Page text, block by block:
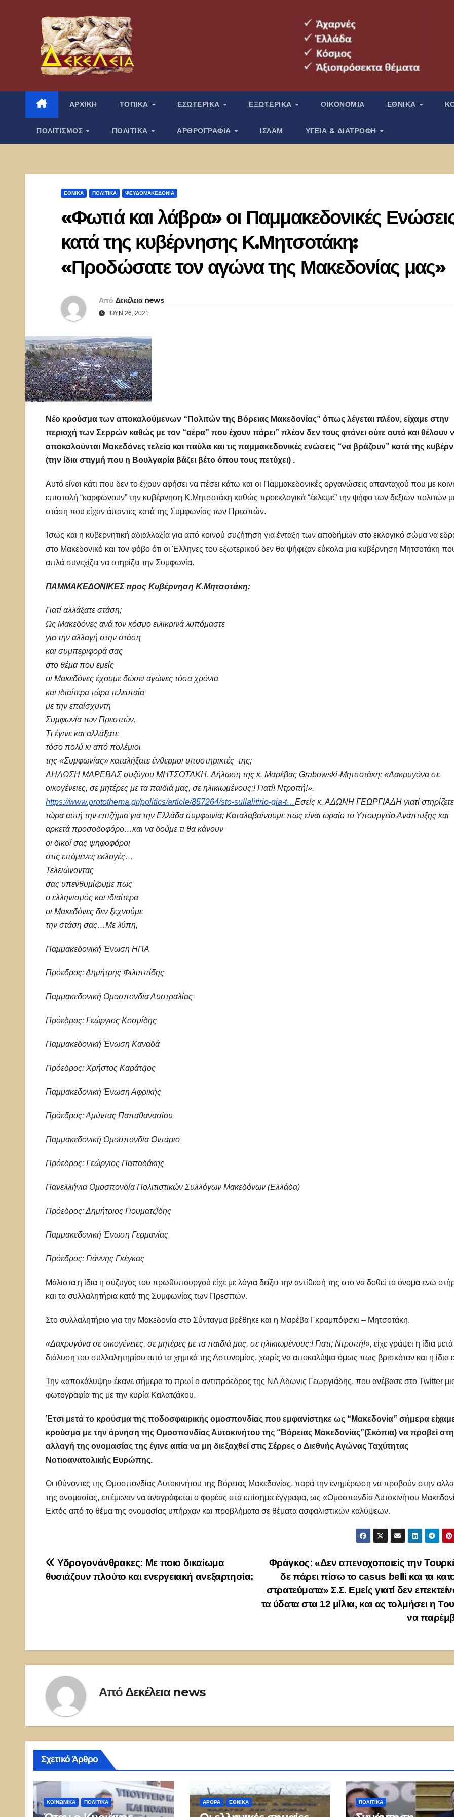
περιεχόμενο
ΑΡΧΙΚΗ ΤΟΠΙΚΑ ΕΣΩΤΕΡΙΚΑ ΕΞΩΤΕΡΙΚΑ ΟΙΚΟΝΟΜΙΑ ΕΘΝΙΚΑ
ΠΟΛΙΤΙΣΜΟΣ ΠΟΛΙΤΙΚΑ ΑΡΘΡΟΓΡΑΦΙΑ ΙΣΛΑΜ ΥΓΕΙΑ & ΔΙΑΤΡΟΦΗ
ΕΘΝΙΚΑ ΠΟΛΙΤΙΚΑ ΨΕΥΔΟΜΑΚΕΔΟΝΊΑ
«Φωτιά και λάβρα» οι Παμμακεδονικές
κατά της κυβέρνησης Κ.Μητσοτάκη:
«Προδώσατε τον αγώνα της Μακεδονίας μας»
Από Δεκέλεια news
ΙΟΎΝ 26, 2021
Νέο κρούσμα των αποκαλούμενων “Πολιτών της Βόρειας Μακεδονίας” όπως λέγεται πλέον, είχαμε στην
περιοχή των Σερρών καθώς με τον “αέρα” που έχουν πάρει” πλέον δεν τους φτάνει ούτε αυτό και θέλουν
αποκαλούνται Μακεδόνες τελεία και παύλα και τις παμμακεδονικές ενώσεις “να βράζουν” κατά της
(την ίδια στιγμή που η Βουλγαρία βάζει βέτο όπου τους πετύχει) ​​​​​​.
Αυτό είναι κάτι που δεν το έχουν αφήσει να πέσει κάτω και οι Παμμακεδονικές οργανώσεις απανταχού που με
επιστολή “καρφώνουν” την κυβέρνηση Κ.Μητσοτάκη καθώς προεκλογικά “έκλεψε” την ψήφο των δεξιών πολιτών
στάση που είχαν άπαντες κατά της Συμφωνίας των Πρεσπών.
Ίσως και η κυβερνητική αδιαλλαξία για από κοινού συζήτηση για ένταξη των αποδήμων στο εκλογικό σώμα να
στο Μακεδονικό και τον φόβο ότι οι Έλληνες του εξωτερικού δεν θα ψήφιζαν εύκολα μια κυβέρνηση Μητσοτάκη
απλά συνεχίζει να στηρίζει την Συμφωνία.
ΠΑΜΜΑΚΕΔΟΝΙΚΕΣ προς Κυβέρνηση Κ.Μητσοτάκη:
Γιατί αλλάξατε στάση;
Ως Μακεδόνες ανά τον κόσμο ειλικρινά λυπόμαστε
για την αλλαγή στην στάση
και συμπεριφορά σας
στο θέμα που εμείς
οι Μακεδόνες έχουμε δώσει αγώνες τόσα χρόνια
και ιδιαίτερα τώρα τελευταία
με την επαίσχυντη
Συμφωνία των Πρεσπών.
Τι έγινε και αλλάξατε
τόσο πολύ κι από πολέμιοι
της «Συμφωνίας» καταλήξατε ένθερμοι υποστηρικτές της;
ΔΗΛΩΣΗ ΜΑΡΕΒΑΣ συζύγου ΜΗΤΣΟΤΑΚΗ.Δήλωση της κ. Μαρέβας Grabowski-Μητσοτάκη: «Δακρυγόνα σε
οικογένειες, σε μητέρες με τα παιδιά μας, σε ηλικιωμένους;! Γιατί! Ντροπή!».
https://www.protothema.gr/politics/article/857264/sto-sullalitirio-gia-t…Εσείς κ. ΑΔΩΝΗ ΓΕΩΡΓΙΑΔΗ γιατί στηρίζετε
τώρα αυτή την επιζήμια για την Ελλάδα συμφωνία; Καταλαβαίνουμε πως είναι ωραίο το Υπουργείο Ανάπτυξης και
αρκετά προσοδοφόρο…και να δούμε τι θα κάνουν
οι δικοί σας ψηφοφόροι
στις επόμενες εκλογές…
Τελειώνοντας
σας υπενθυμίζουμε πως
ο ελληνισμός και ιδιαίτερα
οι Μακεδόνες δεν ξεχνούμε
την στάση σας…Με λύπη,
Παμμακεδονική Ένωση ΗΠΑ
Πρόεδρος: Δημήτρης Φιλιππίδης
Παμμακεδονική Ομοσπονδία Αυστραλίας
Πρόεδρος: Γεώργιος Κοσμίδης
Παμμακεδονική Ένωση Καναδά
Πρόεδρος: Χρήστος Καράτζιος
Παμμακεδονική Ένωση Αφρικής
Πρόεδρος: Αμύντας Παπαθανασίου
Παμμακεδονική Ομοσπονδία Οντάριο
Πρόεδρος: Γεώργιος Παπαδάκης
Πανελλήνια Ομοσπονδία Πολιτιστικών Συλλόγων Μακεδόνων (Ελλάδα)
Πρόεδρος: Δημήτριος Γιουματζίδης
Παμμακεδονική Ένωση Γερμανίας
Πρόεδρος: Γιάννης Γκέγκας
Μάλιστα η ίδια η σύζυγος του πρωθυπουργού είχε με λόγια δείξει την αντίθεσή της στο να δοθεί το όνομα ενώ
και τα συλλαλητήρια κατά της Συμφωνίας των Πρεσπών.
Στο συλλαλητήριο για την Μακεδονία στο Σύνταγμα βρέθηκε και η Μαρέβα Γκραμπόφσκι – Μητσοτάκη.
«Δακρυγόνα σε οικογένειες, σε μητέρες με τα παιδιά μας, σε ηλικιωμένους;! Γιατι; Ντροπή!», είχε γράψει η ίδια
διάλυση του συλλαλητηρίου από τα χημικά της Αστυνομίας, χωρίς να αποκαλύψει όμως πως βρισκόταν και η ίδια
Την «αποκάλυψη» έκανε σήμερα το πρωί ο αντιπρόεδρος της ΝΔ Αδωνις Γεωργιάδης, που ανέβασε στο Twitter
φωτογραφία της με την κυρία Καλατζάκου.
Έτσι μετά το κρούσμα της ποδοσφαιρικής ομοσπονδίας που εμφανίστηκε ως “Μακεδονία” σήμερα
κρούσμα με την άρνηση της Ομοσπονδίας Αυτοκινήτου της “Βόρειας Μακεδονίας”(Σκόπια) να προβεί
αλλαγή της ονομασίας της έγινε αιτία να μη διεξαχθεί στις Σέρρες ο Διεθνής Αγώνας Ταχύτητας
Νοτιοανατολικής Ευρώπης.
Οι ιθύνοντες της Ομοσπονδίας Αυτοκινήτου της Βόρειας Μακεδονίας, παρά την ενημέρωση να προβούν στην
της ονομασίας, επέμεναν να αναγράφεται ο φορέας στα επίσημα έγγραφα, ως «Ομοσπονδία Αυτοκινήτου
Εκτός από το θέμα της ονομασίας υπήρχαν και προβλήματα σε θέματα ασφαλιστικών καλύψεων.
Πλοήγηση
άρθρων
Φράγκος: «Δεν απενοχοποιείς την
δε πάρει πίσω το casus belli και τα
στρατεύματα» Σ.Σ. Εμείς γιατί δεν
τα ύδατα στα 12 μίλια, και ας τολμήσει η
να
Υδρογονάνθρακες: Με ποιο δικαίωμα
θυσιάζουν πλούτο και ενεργειακή ανεξαρτησία;
Από Δεκέλεια news
Σχετικό Άρθρο
ΚΟΙΝΩΝΙΚΑ ΠΟΛΙΤΙΚΑ ΑΡΘΡΑ ΕΘΝΙΚΑ ΠΟΛΙΤΙΚΑ